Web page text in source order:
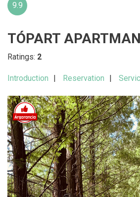
9.9
TÓPART
Ratings: 2
Introduction Reservation